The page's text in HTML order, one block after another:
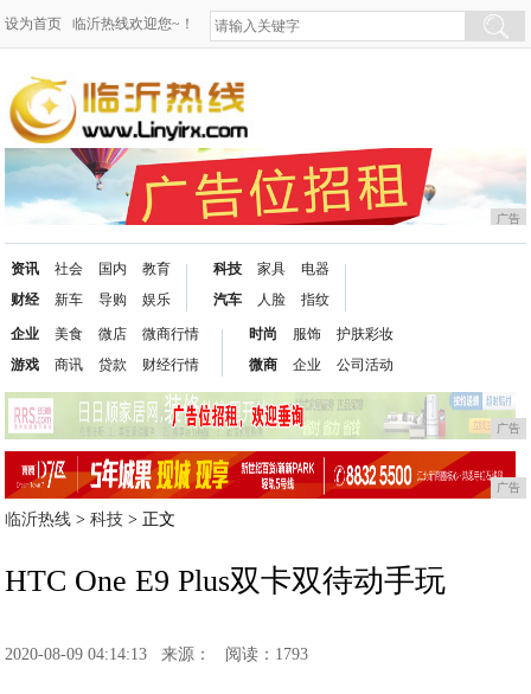
设为首页 临沂热线欢迎您~！
广告
资讯
财经
社会
新车
国内
导购
教育
娱乐
科技
汽车
家具
人脸
电器
指纹
企业
游戏
美食
商讯
微店
贷款
微商行情
财经行情
时尚
微商
服饰
企业
护肤彩妆
公司活动
广告
广告
临沂热线 >科技 > 正文
HTC One E9 Plus双卡双待动手玩
2020-08-09 04:14:13 来源： 阅读：1793